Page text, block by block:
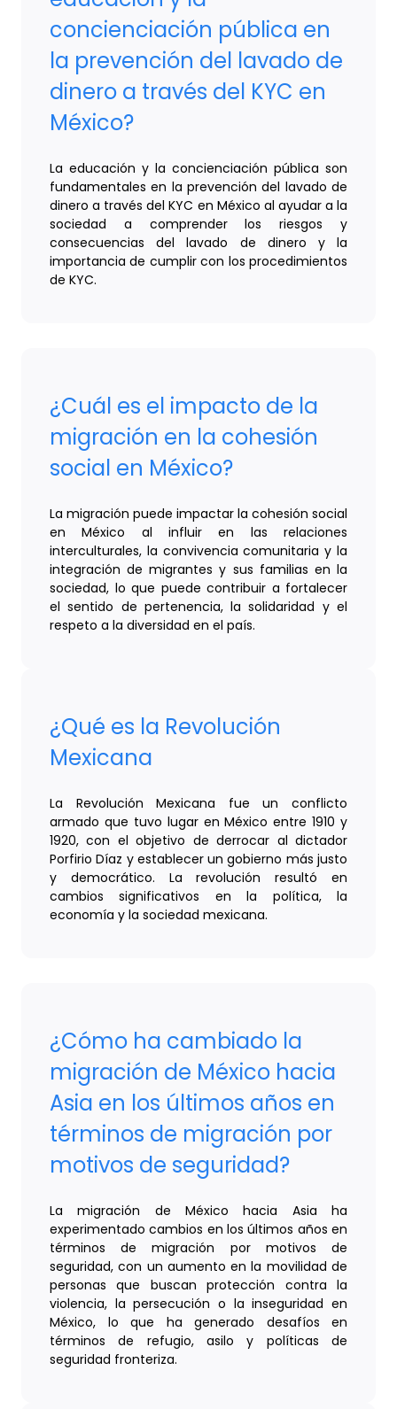
concienciación pública en
la prevención del lavado de
dinero a través del KYC en
México?
La educación y la concienciación pública son
fundamentales en la prevención del lavado de
dinero a través del KYC en México al ayudar a la
sociedad a comprender los riesgos y
consecuencias del lavado de dinero y la
importancia de cumplir con los procedimientos
de KYC.
¿Cuál es el impacto de la
migración en la cohesión
social en México?
La migración puede impactar la cohesión social
en México al influir en las relaciones
interculturales, la convivencia comunitaria y la
integración de migrantes y sus familias en la
sociedad, lo que puede contribuir a fortalecer
el sentido de pertenencia, la solidaridad y el
respeto a la diversidad en el país.
¿Qué es la Revolución
Mexicana
La Revolución Mexicana fue un conflicto
armado que tuvo lugar en México entre 1910 y
1920, con el objetivo de derrocar al dictador
Porfirio Díaz y establecer un gobierno más justo
y democrático. La revolución resultó en
cambios significativos en la política, la
economía y la sociedad mexicana.
¿Cómo ha cambiado la
migración de México hacia
Asia en los últimos años en
términos de migración por
motivos de seguridad?
La migración de México hacia Asia ha
experimentado cambios en los últimos años en
términos de migración por motivos de
seguridad, con un aumento en la movilidad de
personas que buscan protección contra la
violencia, la persecución o la inseguridad en
México, lo que ha generado desafíos en
términos de refugio, asilo y políticas de
seguridad fronteriza.